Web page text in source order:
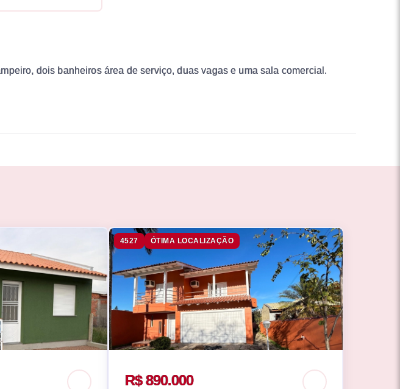
dois banheiros área de serviço, duas vagas e uma sala comercial.
4527 ÓTIMA LOCALIZAÇÃO
R$ 890.000